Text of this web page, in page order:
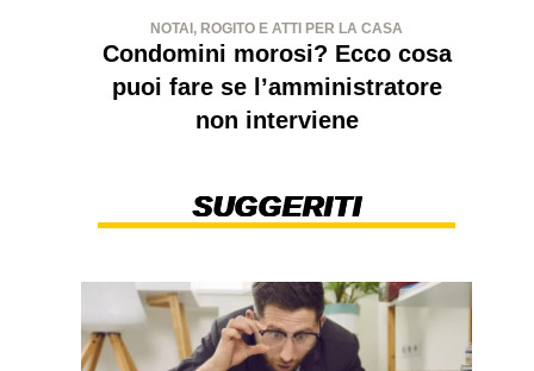
NOTAI, ROGITO E ATTI PER LA CASA
Condomini morosi? Ecco cosa
puoi fare se l’amministratore
non interviene
SUGGERITI